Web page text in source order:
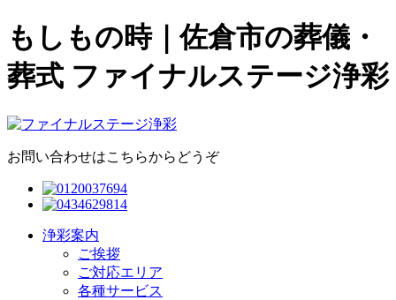
もしもの時｜佐倉市の葬儀・
葬式 ファイナルステージ浄彩
お問い合わせはこちらからどうぞ
浄彩案内
ご挨拶
ご対応エリア
各種サービス